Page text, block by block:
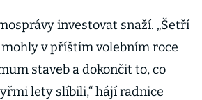
investovat snaží. „Šetří
v příštím volebním roce
staveb a dokončit to, co
lety slíbili,“ hájí radnice